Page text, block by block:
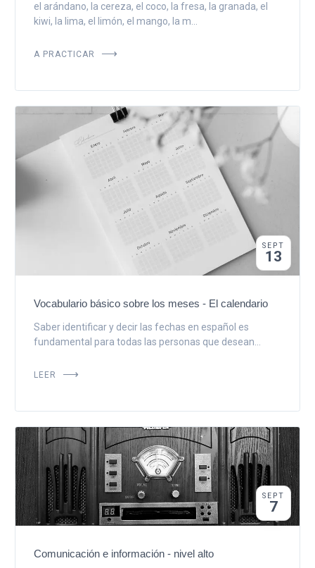
el arándano, la cereza, el coco, la fresa, la granada, el
kiwi, la lima, el limón, el mango, la m...
A PRACTICAR
SEPT
13
Vocabulario básico sobre los meses - El calendario
Saber identificar y decir las fechas en español es
fundamental para todas las personas que desean...
LEER
SEPT
7
Comunicación e información - nivel alto